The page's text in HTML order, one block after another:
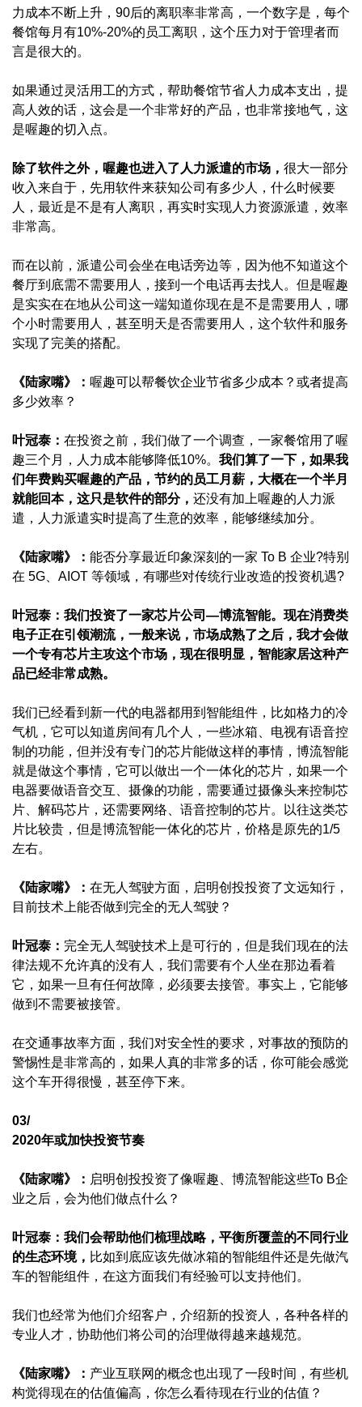
力成本不断上升，90后的离职率非常高，一个数字是，每个
餐馆每月有10%-20%的员工离职，这个压力对于管理者而
言是很大的。
如果通过灵活用工的方式，帮助餐馆节省人力成本支出，提
高人效的话，这会是一个非常好的产品，也非常接地气，这
是喔趣的切入点。
除了软件之外，喔趣也进入了人力派遣的市场， 很大一部分
收入来自于，先用软件来获知公司有多少人，什么时候要
人，最近是不是有人离职，再实时实现人力资源派遣，效率
非常高。
而在以前，派遣公司会坐在电话旁边等，因为他不知道这个
餐厅到底需不需要用人，接到一个电话再去找人。但是喔趣
是实实在在地从公司这一端知道你现在是不是需要用人，哪
个小时需要用人，甚至明天是否需要用人，这个软件和服务
实现了完美的搭配。
《陆家嘴》： 喔趣可以帮餐饮企业节省多少成本？或者提高
多少效率？
叶冠泰： 在投资之前，我们做了一个调查，一家餐馆用了喔
趣三个月，人力成本能够降低10%。 我们算了一下，如果我
们年费购买喔趣的产品，节约的员工月薪，大概在一个半月
就能回本，这只是软件的部分， 还没有加上喔趣的人力派
遣，人力派遣实时提高了生意的效率，能够继续加分。
《陆家嘴》： 能否分享最近印象深刻的一家 To B 企业?特别
在 5G、AIOT 等领域，有哪些对传统行业改造的投资机遇?
叶冠泰： 我们投资了一家芯片公司—博流智能。现在消费类
电子正在引领潮流，一般来说，市场成熟了之后，我才会做
一个专有芯片主攻这个市场，现在很明显，智能家居这种产
品已经非常成熟。
我们已经看到新一代的电器都用到智能组件，比如格力的冷
气机，它可以知道房间有几个人，一些冰箱、电视有语音控
制的功能，但并没有专门的芯片能做这样的事情，博流智能
就是做这个事情，它可以做出一个一体化的芯片，如果一个
电器要做语音交互、摄像的功能，需要通过摄像头来控制芯
片、解码芯片，还需要网络、语音控制的芯片。以往这类芯
片比较贵，但是博流智能一体化的芯片，价格是原先的1/5
左右。
《陆家嘴》： 在无人驾驶方面，启明创投投资了文远知行，
目前技术上能否做到完全的无人驾驶？
叶冠泰： 完全无人驾驶技术上是可行的，但是我们现在的法
律法规不允许真的没有人，我们需要有个人坐在那边看着
它，如果一旦有任何故障，必须要去接管。事实上，它能够
做到不需要被接管。
在交通事故率方面，我们对安全性的要求，对事故的预防的
警惕性是非常高的，如果人真的非常多的话，你可能会感觉
这个车开得很慢，甚至停下来。
03/
2020年或加快投资节奏
《陆家嘴》： 启明创投投资了像喔趣、博流智能这些To B企
业之后，会为他们做点什么？
叶冠泰： 我们会帮助他们梳理战略，平衡所覆盖的不同行业
的生态环境， 比如到底应该先做冰箱的智能组件还是先做汽
车的智能组件，在这方面我们有经验可以支持他们。
我们也经常为他们介绍客户，介绍新的投资人，各种各样的
专业人才，协助他们将公司的治理做得越来越规范。
《陆家嘴》： 产业互联网的概念也出现了一段时间，有些机
构觉得现在的估值偏高，你怎么看待现在行业的估值？